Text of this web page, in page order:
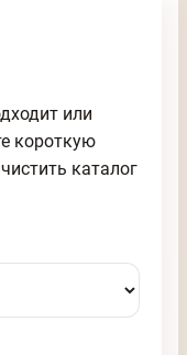
или
короткую
каталог